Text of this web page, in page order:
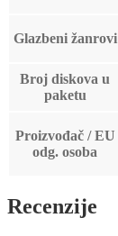
Glazbeni žanrovi
Broj diskova u
paketu
Proizvođač / EU
odg. osoba
Recenzije